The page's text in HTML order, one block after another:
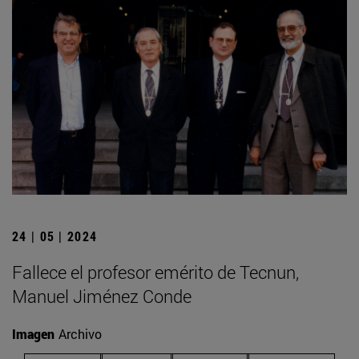
24 | 05 | 2024
Fallece el profesor emérito de Tecnun,
Manuel Jiménez Conde
Imagen Archivo